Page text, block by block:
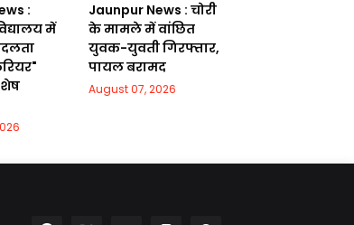
:
में
Jaunpur News : चोरी
के मामले में वांछित
युवक-युवती गिरफ्तार,
पायल बरामद
August 07, 2026